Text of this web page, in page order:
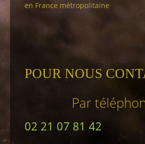
en France métropolitaine
POUR NOUS
Par
02 21 07 81 42